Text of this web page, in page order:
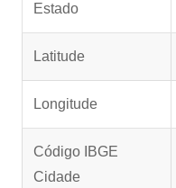
Estado
Latitude
Longitude
Código IBGE
Cidade